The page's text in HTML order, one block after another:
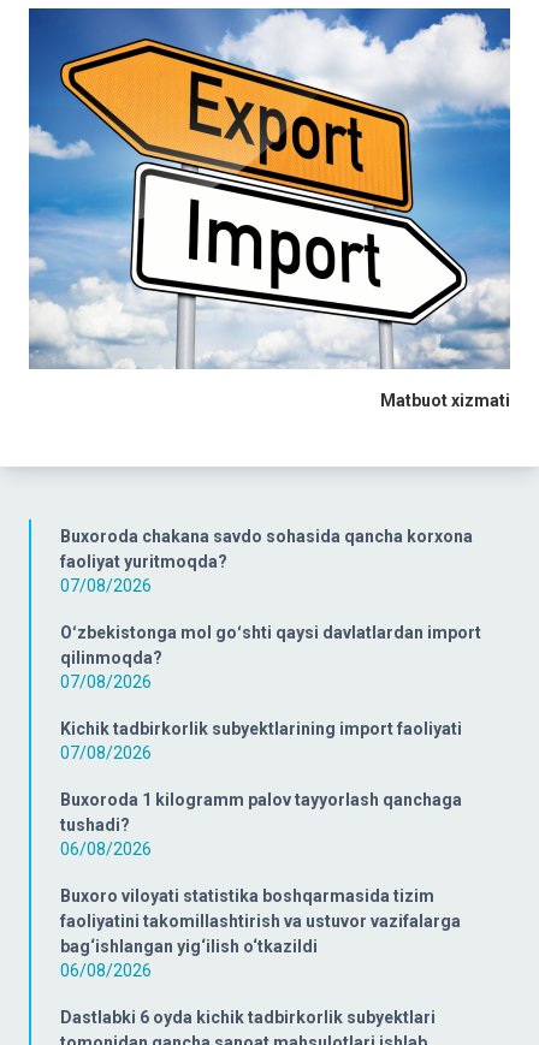
Buxoroda chakana savdo sohasida qancha korxona
faoliyat yuritmoqda?
07/08/2026
Oʻzbekistonga mol goʻshti qaysi davlatlardan import
qilinmoqda?
07/08/2026
Kichik tadbirkorlik subyektlarining import faoliyati
07/08/2026
Buxoroda 1 kilogramm palov tayyorlash qanchaga
tushadi?
06/08/2026
Buxoro viloyati statistika boshqarmasida tizim
faoliyatini takomillashtirish va ustuvor vazifalarga
bag‘ishlangan yig‘ilish o‘tkazildi
06/08/2026
Dastlabki 6 oyda kichik tadbirkorlik subyektlari
Matbuotxizmati